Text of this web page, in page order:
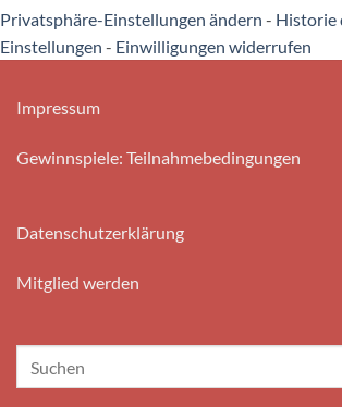
Privatsphäre-Einstellungen ändern - Historie
Einstellungen - Einwilligungen widerrufen
Impressum
Gewinnspiele: Teilnahmebedingungen
Datenschutzerklärung
Mitglied werden